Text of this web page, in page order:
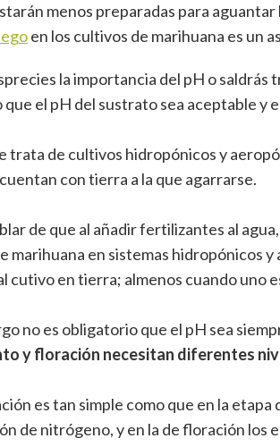
menos preparadas para
en los cultivos de marihuana es un
la importancia del pH o saldrás
que el pH del sustrato sea aceptable y
trata de cultivos hidropónicos y
con tierra a la que agarrarse.
de que al añadir fertilizantes al
marihuana en sistemas hidropónicos
cutivo en tierra; almenos cuando uno
no es obligatorio que el pH sea
y floración necesitan diferentes
es tan simple como que en la
de nitrógeno, y en la de floración los